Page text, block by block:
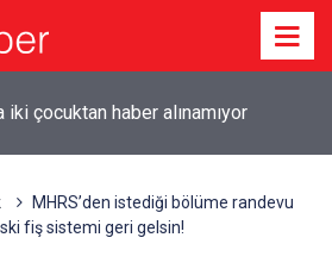
iki çocuktan haber alınamıyor
MHRS’den istediği bölüme randevu
fiş sistemi geri gelsin!